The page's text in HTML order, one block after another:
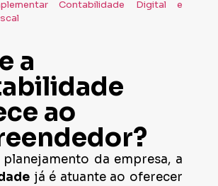
Contabilidade Digital e
a
ao
da empresa, a
já é atuante ao oferecer